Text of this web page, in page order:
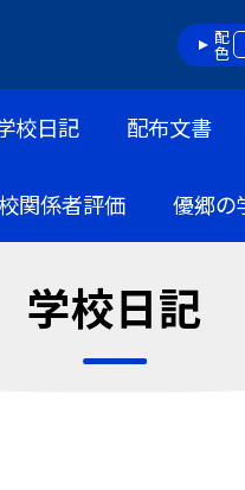
配色
校日記 配布文書
関係者評価 優郷の
学校日記